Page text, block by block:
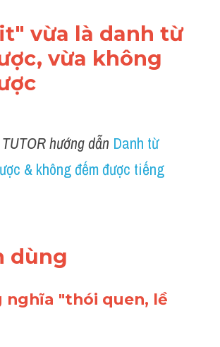
vừa là danh từ
vừa không
hướng dẫn Danh từ
& không đếm được tiếng
dùng
nghĩa "thói quen, lề